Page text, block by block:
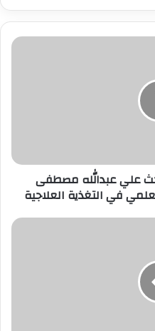
علي عبدالله مصطفى
في التغذية العلاجية